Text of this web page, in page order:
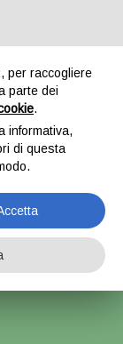
Posteriore
Dal 1
per raccogliere
parte dei
.
informativa,
di questa